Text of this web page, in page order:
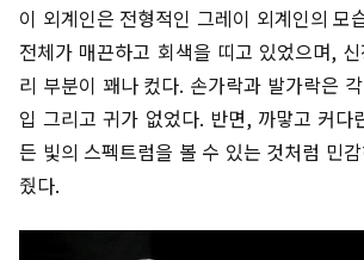
이 외계인은 전형적인 그레이 외계인의 모
전체가 매끈하고 회색을 띠고 있었으며,
리 부분이 꽤나 컸다. 손가락과 발가락은
입 그리고 귀가 없었다. 반면, 까맣고 커다
든 빛의 스펙트럼을 볼 수 있는 것처럼 민
줬다.